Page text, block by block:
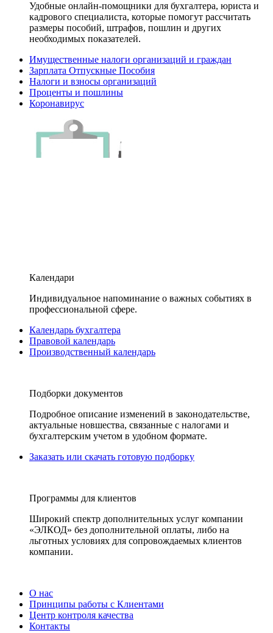
Удобные онлайн-помощники для бухгалтера, юриста и
кадрового специалиста, которые помогут рассчитать
размеры пособий, штрафов, пошлин и других
необходимых показателей.
Имущественные налоги организаций и граждан
Зарплата Отпускные Пособия
Налоги и взносы организаций
Проценты и пошлины
Коронавирус
Календари
Индивидуальное напоминание о важных событиях в
профессиональной сфере.
Календарь бухгалтера
Правовой календарь
Производственный календарь
Подборки документов
Подробное описание изменений в законодательстве,
актуальные новшества, связанные с налогами и
бухгалтерским учетом в удобном формате.
Заказать или скачать готовую подборку
Программы для клиентов
Широкий спектр дополнительных услуг компании
«ЭЛКОД» без дополнительной оплаты, либо на
льготных условиях для сопровождаемых клиентов
компании.
О нас
Принципы работы с Клиентами
Центр контроля качества
Контакты